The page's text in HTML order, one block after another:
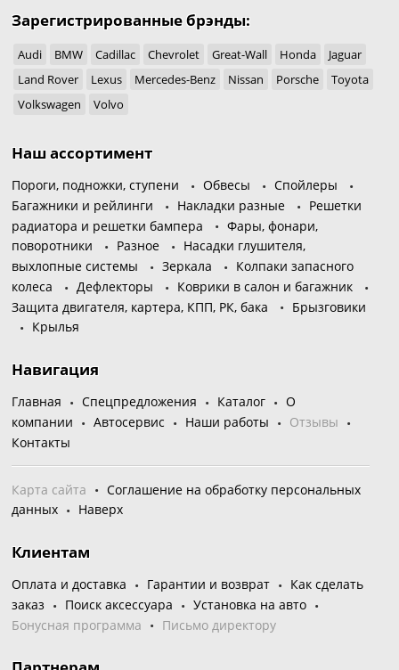
Зарегистрированные брэнды:
Audi BMW Cadillac Chevrolet Great-Wall Honda
Jaguar
Land Rover
Lexus Mercedes-Benz Nissan Porsche
Toyota
Volkswagen
Volvo
Наш ассортимент
Пороги, подножки, ступени Обвесы
Спойлеры
Багажники и рейлинги
Накладки разные
Решетки
радиатора и решетки бампера
Фары, фонари,
поворотники
Разное
Насадки глушителя,
выхлопные системы
Зеркала
Колпаки запасного
колеса
Дефлекторы
Коврики в салон и багажник
Защита двигателя, картера, КПП, РК, бака
Брызговики
Крылья
Навигация
Главная Спецпредложения Каталог
О
компании
Автосервис Наши работы
Отзывы
Контакты
Карта сайта
Соглашение на обработку персональных
данных
Наверх
Клиентам
Оплата и доставка Гарантии и возврат
Как сделать
заказ
Поиск аксессуара
Установка на авто
Бонусная программа
Письмо директору